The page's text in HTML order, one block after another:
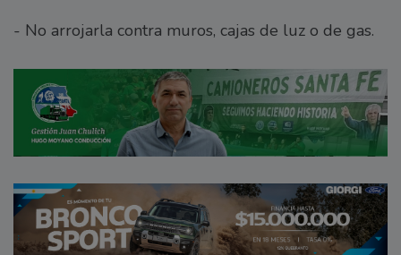
- No arrojarla contra muros, cajas de luz o de gas.